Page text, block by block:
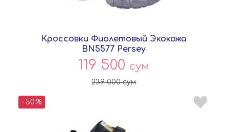
Кроссовки Фиолетовый Экокожа
BN5577 Persey
119 500 сум
239 000сум
-50%